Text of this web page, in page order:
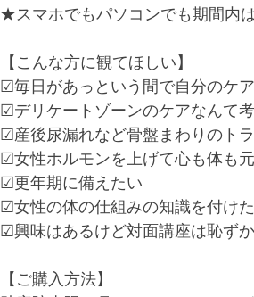
★スマホでもパソコンでも期間内
【こんな方に観てほしい】﻿
☑毎日があっという間で自分のケ
☑デリケートゾーンのケアなんて
☑産後尿漏れなど骨盤まわりのト
☑女性ホルモンを上げて心も体も
☑更年期に備えたい﻿
☑女性の体の仕組みの知識を付け
☑興味はあるけど対面講座は恥ず
【ご購入方法】﻿